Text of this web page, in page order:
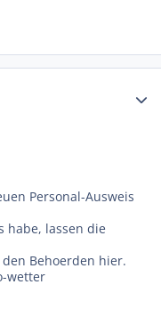
Personal-Ausweis
habe, lassen die
Behoerden hier.
wetter